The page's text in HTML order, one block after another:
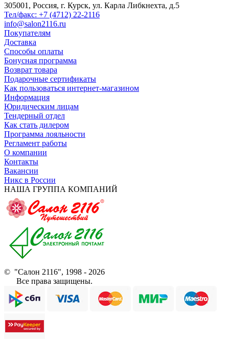
305001, Россия, г. Курск, ул. Карла Либкнехта, д.5
Тел/факс: +7 (4712) 22-2116
info@salon2116.ru
Покупателям
Доставка
Способы оплаты
Бонусная программа
Возврат товара
Подарочные сертификаты
Как пользоваться интернет-магазином
Информация
Юридическим лицам
Тендерный отдел
Как стать дилером
Программа лояльности
Регламент работы
О компании
Контакты
Вакансии
Никс в России
НАША ГРУППА КОМПАНИЙ
© "Салон 2116", 1998 - 2026
Все права защищены.